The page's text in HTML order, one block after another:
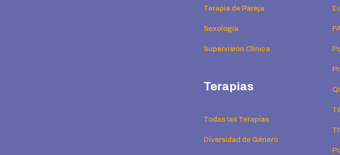
Terapia de Pareja
Sexología
Supervisión Clínica
Terapias
Todas las Terapias
Diversidad de Género